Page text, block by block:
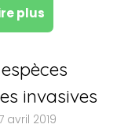
plus
invasives
avril 2019